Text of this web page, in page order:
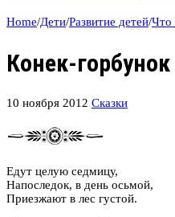
Home/Дети/Развитие детей/Что
Конек-горбунок
10 ноября 2012 Сказки
Едут целую седмицу,
Напоследок, в день осьмой,
Приезжают в лес густой.